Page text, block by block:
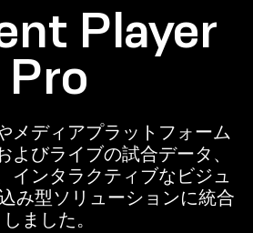
Player
Pro
メディアプラットフォーム
よびライブの試合データ、
インタラクティブなビジュ
み型ソリューションに統合
しました。